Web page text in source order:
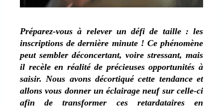
Préparez-vous à relever un défi de taille : les
inscriptions de dernière minute ! Ce phénomène
peut sembler déconcertant, voire stressant, mais
il recèle en réalité de précieuses opportunités à
saisir. Nous avons décortiqué cette tendance et
allons vous donner un éclairage neuf sur celle-ci
afin de transformer ces retardataires en